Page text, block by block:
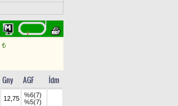
t
Gny AGF İdm
12,75
%6(7)
%5(7)